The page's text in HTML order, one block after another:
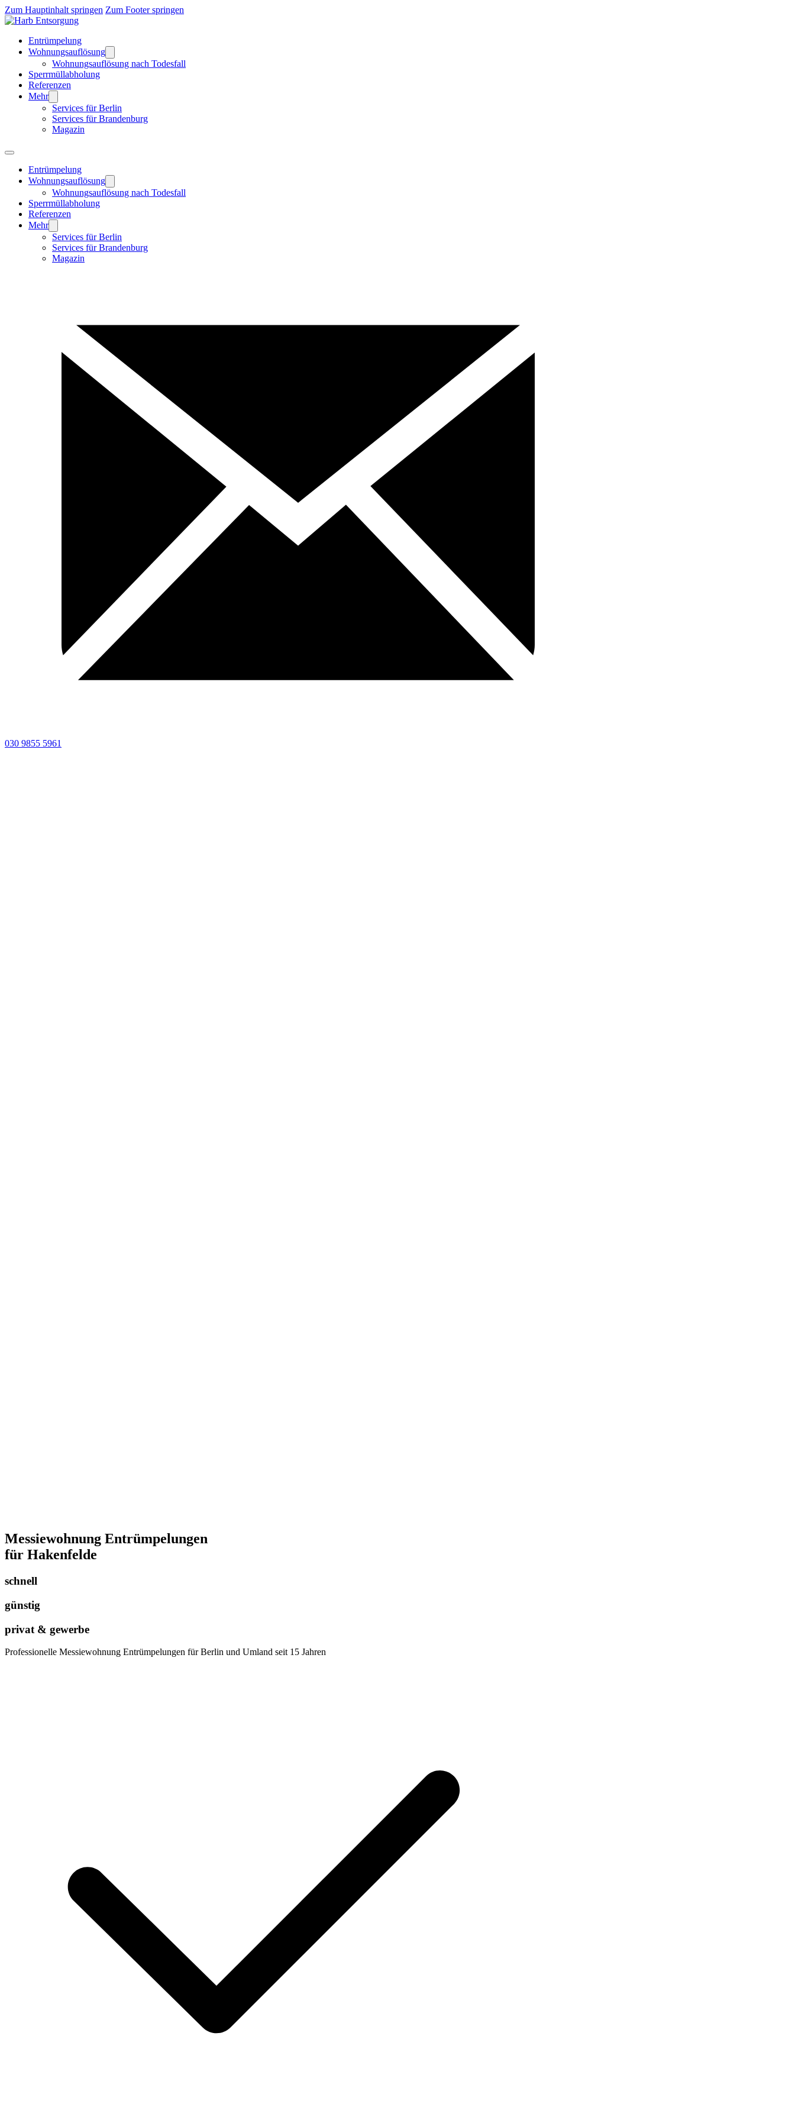
Zum Hauptinhalt springen Zum Footer springen
Entrümpelung
Wohnungsauflösung
Wohnungsauflösung nach Todesfall
Sperrmüllabholung
Referenzen
Mehr
Services für Berlin
Services für Brandenburg
Magazin
Entrümpelung
Wohnungsauflösung
Wohnungsauflösung nach Todesfall
Sperrmüllabholung
Referenzen
Mehr
Services für Berlin
Services für Brandenburg
Magazin
030 9855 5961
Messiewohnung Entrümpelungen
für Hakenfelde
schnell
günstig
privat & gewerbe
Professionelle Messiewohnung Entrümpelungen für Berlin und Umland seit 15 Jahren